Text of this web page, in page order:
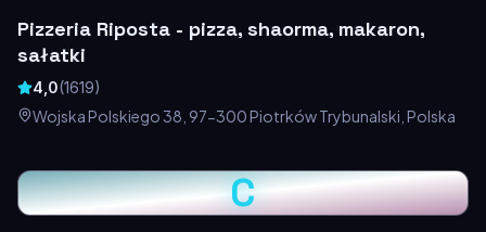
Pizzeria Riposta - pizza, shaorma, makaron,
sałatki
4,0(1619)
Wojska Polskiego 38, 97-300 Piotrków Trybunalski, Polska
C